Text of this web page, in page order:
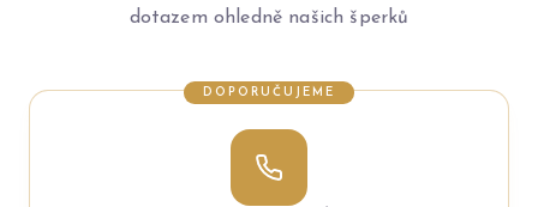
dotazem ohledně našich šperků
DOPORUČUJEME